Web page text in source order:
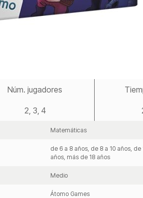
Núm. jugadores
2, 3, 4
Matemáticas
de 6 a 8 años, de 8 a 10 años, de
años, más de 18 años
Medio
Átomo Games